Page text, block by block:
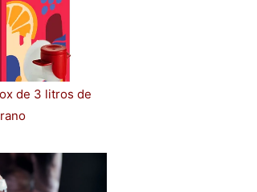
de 3 litros de